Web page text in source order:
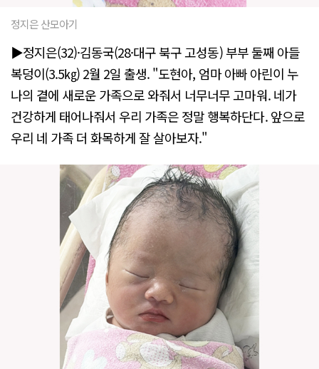
정지은 산모아기
▶정지은(32)·김동국(28·대구 북구 고성동) 부부 둘째 아들
복덩이(3.5㎏) 2월 2일 출생. "도현아, 엄마 아빠 아린이 누
나의 곁에 새로운 가족으로 와줘서 너무너무 고마워. 네가
건강하게 태어나줘서 우리 가족은 정말 행복하단다. 앞으로
우리 네 가족 더 화목하게 잘 살아보자."